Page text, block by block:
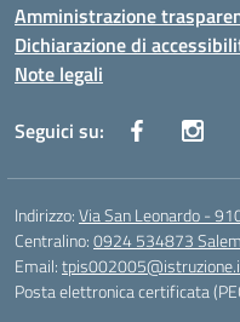
Amministrazione
Dichiarazione di
Note legali
Seguici su:
Indirizzo:Via San Leonardo -
Centralino:0924 534873
Email:
Posta elettronica certificata